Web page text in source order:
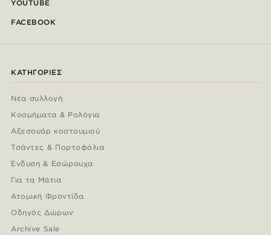
YOUTUBE
FACEBOOK
ΚΑΤΗΓΟΡΊΕΣ
Νέα συλλογή
Κοσμήματα & Ρολόγια
Αξεσουάρ κοστουμιού
Τσάντες & Πορτοφόλια
Ένδυση & Εσώρουχα
Για τα Μάτια
Ατομική Φροντίδα
Οδηγός Δώρων
Archive Sale